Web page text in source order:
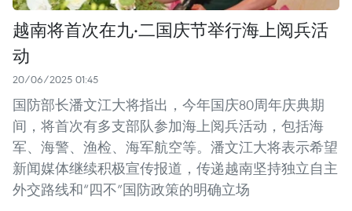
越南将首次在九·二国庆节举行海上阅兵活
动
20/06/2025 01:45
国防部长潘文江大将指出，今年国庆80周年庆典期
间，将首次有多支部队参加海上阅兵活动，包括海
军、海警、渔检、海军航空等。潘文江大将表示希望
新闻媒体继续积极宣传报道，传递越南坚持独立自主
外交路线和“四不”国防政策的明确立场